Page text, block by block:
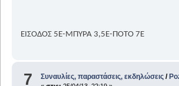
ΕΙΣΟΔΟΣ 5Ε-ΜΠΥΡΑ 3,5Ε-ΠΟΤΟ 7Ε
7 Συναυλίες, παραστάσεις, εκδηλώσεις /